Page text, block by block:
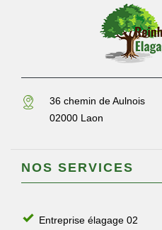
36 chemin de Aulnois
02000 Laon
NOS SERVICES
Entreprise élagage 02